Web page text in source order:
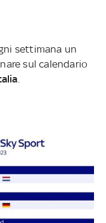
settimana un
sul calendario
.